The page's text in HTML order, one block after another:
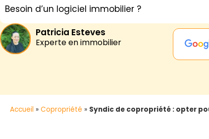
Besoin d’un logiciel immobilier ?
Patricia Esteves
Experte en immobilier
Accueil » Copropriété » Syndic de copropriété : opter